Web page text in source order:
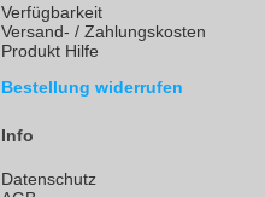
Verfügbarkeit
Versand- / Zahlungskosten
Produkt Hilfe
Bestellung widerrufen
Info
Datenschutz